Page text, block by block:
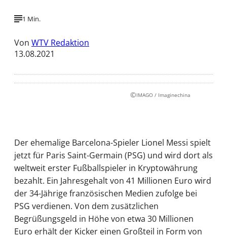
1 Min.
Von WTV Redaktion
13.08.2021
©IMAGO / Imaginechina
Der ehemalige Barcelona-Spieler Lionel Messi spielt
jetzt für Paris Saint-Germain (PSG) und wird dort als
weltweit erster Fußballspieler in Kryptowährung
bezahlt. Ein Jahresgehalt von 41 Millionen Euro wird
der 34-Jährige französischen Medien zufolge bei
PSG verdienen. Von dem zusätzlichen
Begrüßungsgeld in Höhe von etwa 30 Millionen
Euro erhält der Kicker einen Großteil in Form von